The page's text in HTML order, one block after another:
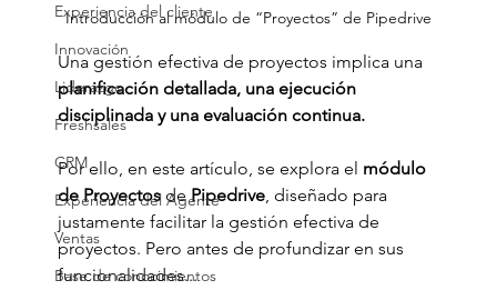
Experiencia del cliente
Innovación
Liderazgo
Freshsales
CRM
Experiencia del Agente
Ventas
Base de conocimientos
Introducción al módulo de “Proyectos” de Pipedrive
Una gestión efectiva de proyectos implica una
planificación detallada, una ejecución
disciplinada y una evaluación continua.
Por ello, en este artículo, se explora el módulo
de Proyectos de Pipedrive, diseñado para
justamente facilitar la gestión efectiva de
proyectos. Pero antes de profundizar en sus
funcionalidades...